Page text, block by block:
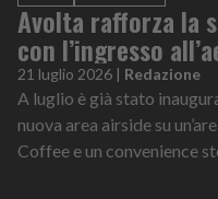
Avolta rafforza la
con l’ingresso
21 luglio 2026 | Redazione
A luglio è già stato
nuova area airside su
Coffee e un convenience